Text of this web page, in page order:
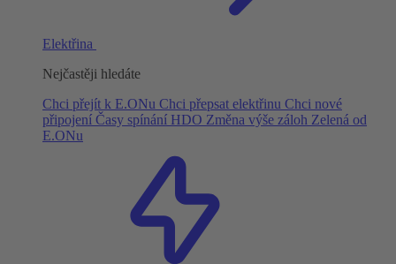
Elektřina
Nejčastěji hledáte
Chci přejít k E.ONu Chci přepsat elektřinu Chci nové
připojení Časy spínání HDO Změna výše záloh Zelená od
E.ONu